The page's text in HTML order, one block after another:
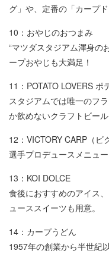
グ」や、定番の「カープ
10：おやじのおつまみ
“マツダスタジアム渾身の
ープおやじも大満足！
11：POTATO LOVERS ポ
スタジアムでは唯一のフ
か飲めないクラフトビール
12：VICTORY CARP（ビ
選手プロデュースメニュー
13：KOI DOLCE
食後におすすめのアイス
ューススイーツも用意。
14：カープうどん
1957年の創業から半世紀